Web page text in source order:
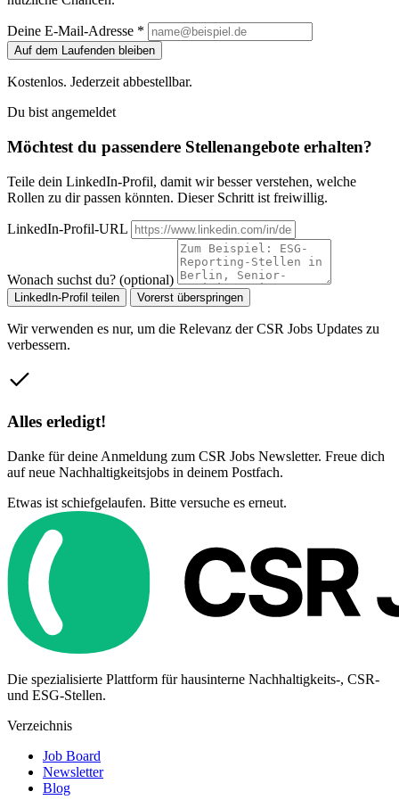
Deine E-Mail-Adresse *
Auf dem Laufenden bleiben
Kostenlos. Jederzeit abbestellbar.
Du bist angemeldet
Möchtest du passendere Stellenangebote erhalten?
Teile dein LinkedIn-Profil, damit wir besser verstehen, welche
Rollen zu dir passen könnten. Dieser Schritt ist freiwillig.
LinkedIn-Profil-URL
Wonach suchst du? (optional)
LinkedIn-Profil teilen Vorerst überspringen
Wir verwenden es nur, um die Relevanz der CSR Jobs Updates zu
verbessern.
Alles erledigt!
Danke für deine Anmeldung zum CSR Jobs Newsletter. Freue dich
auf neue Nachhaltigkeitsjobs in deinem Postfach.
Etwas ist schiefgelaufen. Bitte versuche es erneut.
Die spezialisierte Plattform für hausinterne Nachhaltigkeits-, CSR-
und ESG-Stellen.
Verzeichnis
Job Board
Newsletter
Blog